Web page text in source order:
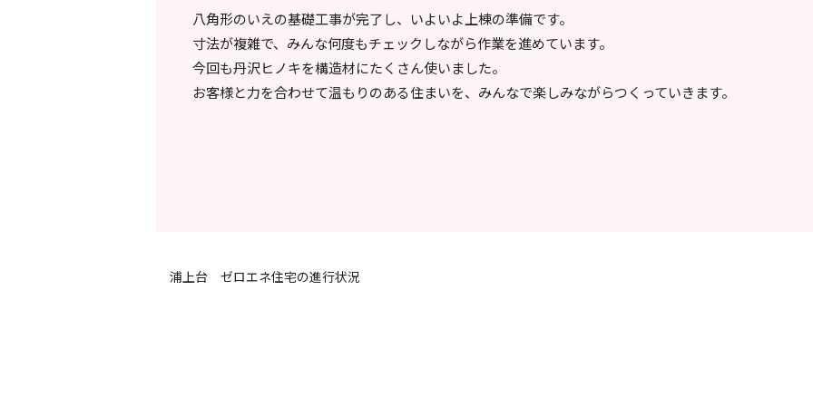
八角形のいえの基礎工事が完了し、いよいよ上棟の準備です。
寸法が複雑で、みんな何度もチェックしながら作業を進めています。
今回も丹沢ヒノキを構造材にたくさん使いました。
お客様と力を合わせて温もりのある住まいを、みんなで楽しみながらつくっていきます。
浦上台 ゼロエネ住宅の進行状況